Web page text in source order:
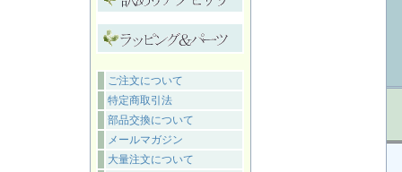
ご注文について
特定商取引法
部品交換について
メールマガジン
大量注文について